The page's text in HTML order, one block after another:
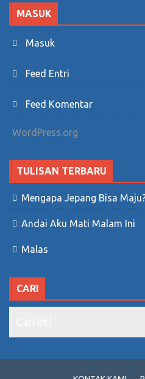
MASUK
Masuk
Feed Entri
Feed Komentar
WordPress.org
TULISAN TERBARU
Mengapa Jepang Bisa
Andai Aku Mati Malam Ini
Malas
CARI